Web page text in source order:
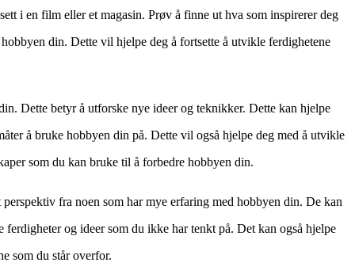
i en film eller et magasin. Prøv å finne ut hva som inspirerer deg
din. Dette vil hjelpe deg å fortsette å utvikle ferdighetene
Dette betyr å utforske nye ideer og teknikker. Dette kan hjelpe
å bruke hobbyen din på. Dette vil også hjelpe deg med å utvikle
som du kan bruke til å forbedre hobbyen din.
perspektiv fra noen som har mye erfaring med hobbyen din. De kan
ferdigheter og ideer som du ikke har tenkt på. Det kan også hjelpe
som du står overfor.